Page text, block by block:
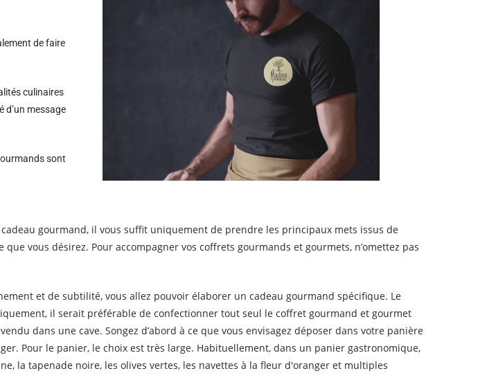
de faire
culinaires
d’un message
sont
gourmand, il vous suffit uniquement de prendre les principaux mets issus de
vous désirez. Pour accompagner vos coffrets gourmands et gourmets, n’omettez pas
et de subtilité, vous allez pouvoir élaborer un cadeau gourmand spécifique. Le
il serait préférable de confectionner tout seul le coffret gourmand et gourmet
dans une cave. Songez d’abord à ce que vous envisagez déposer dans votre panière
Pour le panier, le choix est très large. Habituellement, dans un panier gastronomique,
la tapenade noire, les olives vertes, les navettes à la fleur d'oranger et multiples